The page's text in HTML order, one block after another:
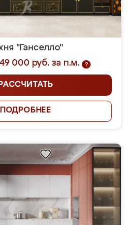
"Ганселло"
000 руб. за п.м.
?
РАССЧИТАТЬ
ПОДРОБНЕЕ